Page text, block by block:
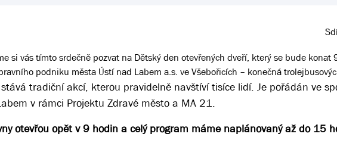
si vás tímto srdečně pozvat na Dětský den otevřených dveří, který se bude konat
podniku města Ústí nad Labem a.s. ve Všebořicích – konečná
tradiční akcí, kterou pravidelně navštíví tisíce lidí. Je pořádán ve
v rámci Projektu Zdravé město a MA 21.
otevřou opět v 9 hodin a celý program máme naplánovaný až do 15